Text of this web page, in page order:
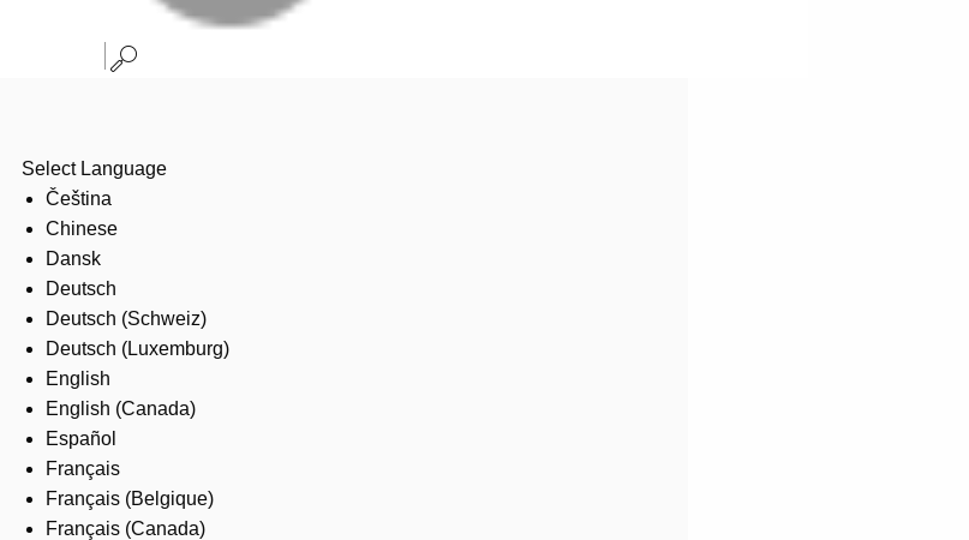
Select Language
Čeština
Chinese
Dansk
Deutsch
Deutsch (Schweiz)
Deutsch (Luxemburg)
English
English (Canada)
Español
Français
Français (Belgique)
Français (Canada)